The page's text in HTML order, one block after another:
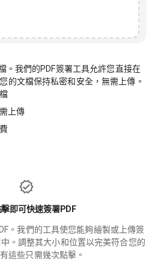
。我們的PDF簽署工具允許您直接在
的文檔保持私密和安全，無需上傳。
上傳
即可快速簽署PDF
。我們的工具使您能夠繪製或上傳簽
。調整其大小和位置以完美符合您的
這些只需幾次點擊。